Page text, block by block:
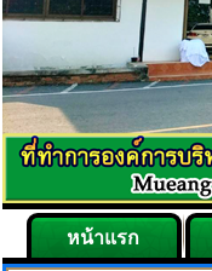
หน้าแรก